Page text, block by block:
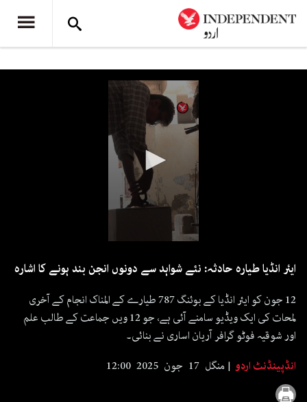
of
seconds
ایئر انڈیا طیارہ حادثہ: نئے شواہد سے دونوں انجن بند ہونے کا اشارہ
12 جون کو ایئر انڈیا کے بوئنگ 787 طیارے کے المناک انجام کے آخری
لمحات کی ایک ویڈیو سامنے آئی ہے، جو 12 ویں جماعت کے طالب علم
اور شوقیہ فوٹو گرافر آریان اساری نے بنائی۔
انڈپینڈنٹ اردو
منگل 17 جون 2025 12:00